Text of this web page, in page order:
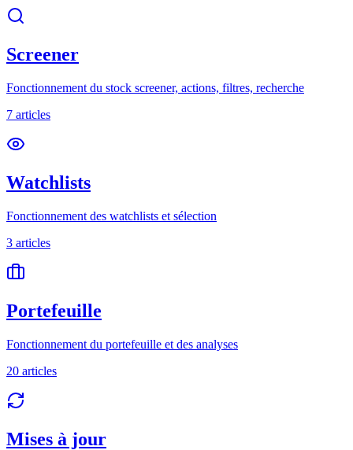
Screener
Fonctionnement du stock screener, actions, filtres, recherche
7 articles
Watchlists
Fonctionnement des watchlists et sélection
3 articles
Portefeuille
Fonctionnement du portefeuille et des analyses
20 articles
Mises à jour